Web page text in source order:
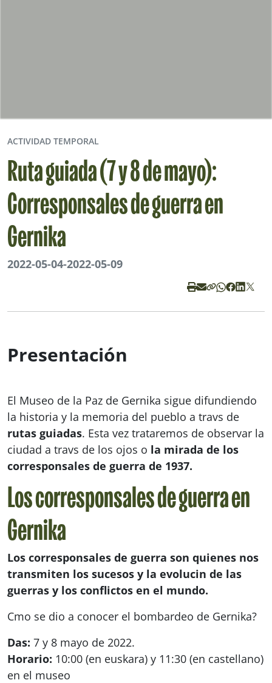
ACTIVIDAD TEMPORAL
Ruta guiada (7 y 8 de mayo):
Corresponsales de guerra en
Gernika
2022-05-04-2022-05-09
Presentación
El Museo de la Paz de Gernika sigue difundiendo
la historia y la memoria del pueblo a travs de
rutas guiadas. Esta vez trataremos de observar la
ciudad a travs de los ojos o la mirada de los
corresponsales de guerra de 1937.
Los corresponsales de guerra en
Gernika
Los corresponsales de guerra son quienes nos
transmiten los sucesos y la evolucin de las
guerras y los conflictos en el mundo.
Cmo se dio a conocer el bombardeo de Gernika?
Das: 7 y 8 mayo de 2022.
Horario: 10:00 (en euskara) y 11:30 (en castellano)
en el museo